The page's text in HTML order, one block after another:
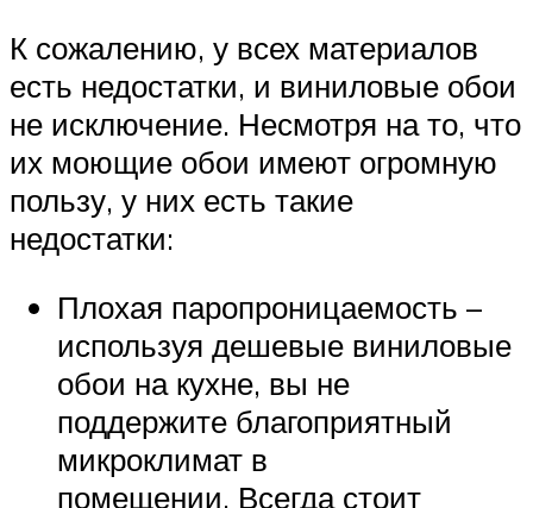
К сожалению, у всех материалов
есть недостатки, и виниловые обои
не исключение. Несмотря на то, что
их моющие обои имеют огромную
пользу, у них есть такие
недостатки:
Плохая паропроницаемость –
используя дешевые виниловые
обои на кухне, вы не
поддержите благоприятный
микроклимат в
помещении. Всегда стоит